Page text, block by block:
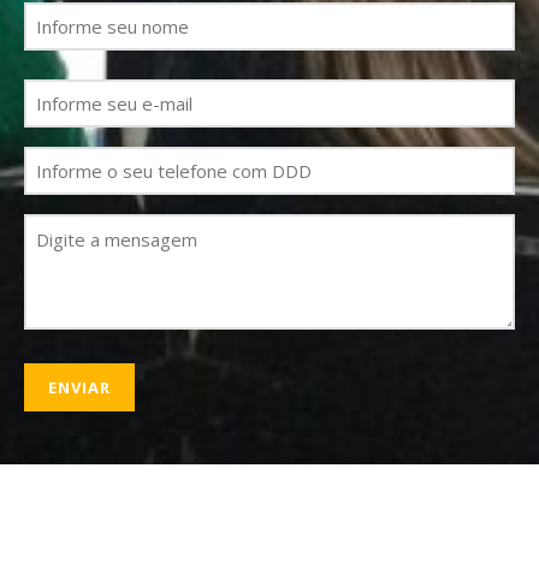
Nome
(obrigatório)
E-
mail
(obrigatório)
Telefone
(obrigatório)